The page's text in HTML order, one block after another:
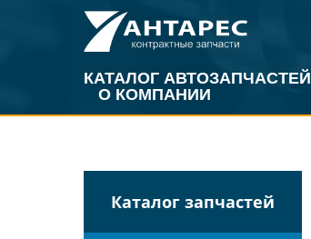
КАТАЛОГ АВТОЗАПЧАСТЕЙ
О КОМПАНИИ
Каталог запчастей